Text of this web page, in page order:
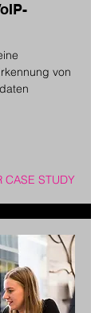
von
CASE STUDY